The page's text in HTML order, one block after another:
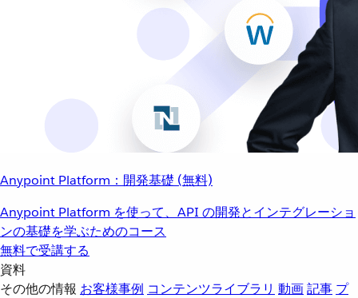
Anypoint Platform：開発基礎 (無料)
Anypoint Platform を使って、API の開発とインテグレーショ
ンの基礎を学ぶためのコース
無料で受講する
資料
その他の情報 お客様事例 コンテンツライブラリ 動画記事 プ